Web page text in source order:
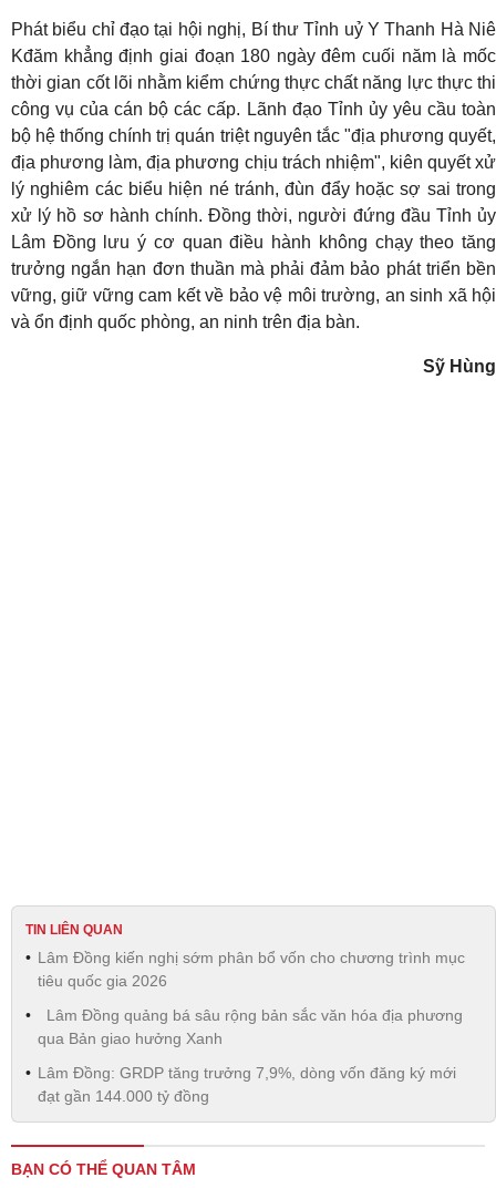
Phát biểu chỉ đạo tại hội nghị, Bí thư Tỉnh uỷ Y Thanh Hà Niê
Kđăm khẳng định giai đoạn 180 ngày đêm cuối năm là mốc
thời gian cốt lõi nhằm kiểm chứng thực chất năng lực thực thi
công vụ của cán bộ các cấp. Lãnh đạo Tỉnh ủy yêu cầu toàn
bộ hệ thống chính trị quán triệt nguyên tắc "địa phương quyết,
địa phương làm, địa phương chịu trách nhiệm", kiên quyết xử
lý nghiêm các biểu hiện né tránh, đùn đẩy hoặc sợ sai trong
xử lý hồ sơ hành chính. Đồng thời, người đứng đầu Tỉnh ủy
Lâm Đồng lưu ý cơ quan điều hành không chạy theo tăng
trưởng ngắn hạn đơn thuần mà phải đảm bảo phát triển bền
vững, giữ vững cam kết về bảo vệ môi trường, an sinh xã hội
và ổn định quốc phòng, an ninh trên địa bàn.
Sỹ Hùng
TIN LIÊN QUAN
Lâm Đồng kiến nghị sớm phân bổ vốn cho chương trình mục
tiêu quốc gia 2026
Lâm Đồng quảng bá sâu rộng bản sắc văn hóa địa phương
qua Bản giao hưởng Xanh
Lâm Đồng: GRDP tăng trưởng 7,9%, dòng vốn đăng ký mới
đạt gần 144.000 tỷ đồng
BẠN CÓ THỂ QUAN TÂM